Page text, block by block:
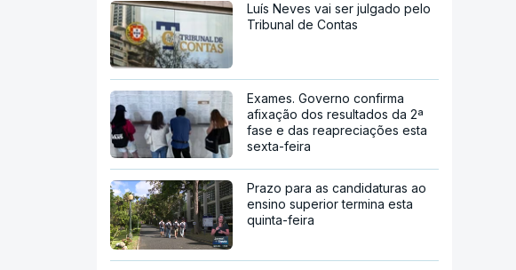
Luís Neves vai ser julgado pelo
Tribunal de Contas
Exames. Governo confirma
afixação dos resultados da 2ª
fase e das reapreciações esta
sexta-feira
Prazo para as candidaturas ao
ensino superior termina esta
quinta-feira